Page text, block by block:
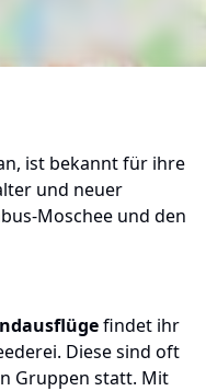
ist bekannt für ihre
und neuer
Moschee und den
findet ihr
Diese sind oft
Gruppen statt. Mit